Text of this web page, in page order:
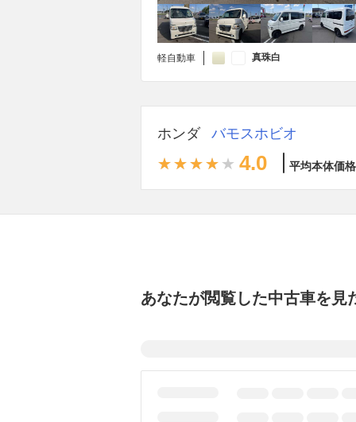
軽自動車 真珠白
ホンダ バモスホビオ
4.0 平均本体価
あなたが閲覧した中古車を見